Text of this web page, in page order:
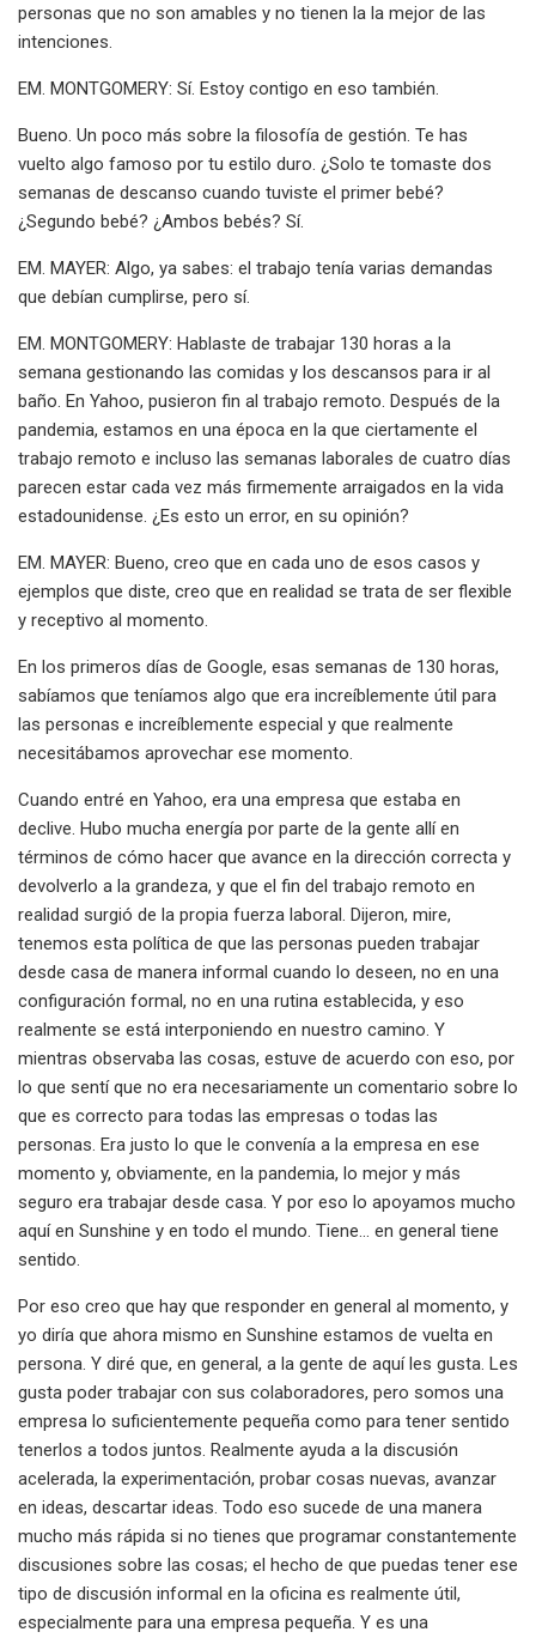
personas que no son amables y no tienen la la mejor de las
intenciones.
EM. MONTGOMERY: Sí. Estoy contigo en eso también.
Bueno. Un poco más sobre la filosofía de gestión. Te has
vuelto algo famoso por tu estilo duro. ¿Solo te tomaste dos
semanas de descanso cuando tuviste el primer bebé?
¿Segundo bebé? ¿Ambos bebés? Sí.
EM. MAYER: Algo, ya sabes: el trabajo tenía varias demandas
que debían cumplirse, pero sí.
EM. MONTGOMERY: Hablaste de trabajar 130 horas a la
semana gestionando las comidas y los descansos para ir al
baño. En Yahoo, pusieron fin al trabajo remoto. Después de la
pandemia, estamos en una época en la que ciertamente el
trabajo remoto e incluso las semanas laborales de cuatro días
parecen estar cada vez más firmemente arraigados en la vida
estadounidense. ¿Es esto un error, en su opinión?
EM. MAYER: Bueno, creo que en cada uno de esos casos y
ejemplos que diste, creo que en realidad se trata de ser flexible
y receptivo al momento.
En los primeros días de Google, esas semanas de 130 horas,
sabíamos que teníamos algo que era increíblemente útil para
las personas e increíblemente especial y que realmente
necesitábamos aprovechar ese momento.
Cuando entré en Yahoo, era una empresa que estaba en
declive. Hubo mucha energía por parte de la gente allí en
términos de cómo hacer que avance en la dirección correcta y
devolverlo a la grandeza, y que el fin del trabajo remoto en
realidad surgió de la propia fuerza laboral. Dijeron, mire,
tenemos esta política de que las personas pueden trabajar
desde casa de manera informal cuando lo deseen, no en una
configuración formal, no en una rutina establecida, y eso
realmente se está interponiendo en nuestro camino. Y
mientras observaba las cosas, estuve de acuerdo con eso, por
lo que sentí que no era necesariamente un comentario sobre lo
que es correcto para todas las empresas o todas las
personas. Era justo lo que le convenía a la empresa en ese
momento y, obviamente, en la pandemia, lo mejor y más
seguro era trabajar desde casa. Y por eso lo apoyamos mucho
aquí en Sunshine y en todo el mundo. Tiene... en general tiene
sentido.
Por eso creo que hay que responder en general al momento, y
yo diría que ahora mismo en Sunshine estamos de vuelta en
persona. Y diré que, en general, a la gente de aquí les gusta. Les
gusta poder trabajar con sus colaboradores, pero somos una
empresa lo suficientemente pequeña como para tener sentido
tenerlos a todos juntos. Realmente ayuda a la discusión
acelerada, la experimentación, probar cosas nuevas, avanzar
en ideas, descartar ideas. Todo eso sucede de una manera
mucho más rápida si no tienes que programar constantemente
discusiones sobre las cosas; el hecho de que puedas tener ese
tipo de discusión informal en la oficina es realmente útil,
especialmente para una empresa pequeña. Y es una